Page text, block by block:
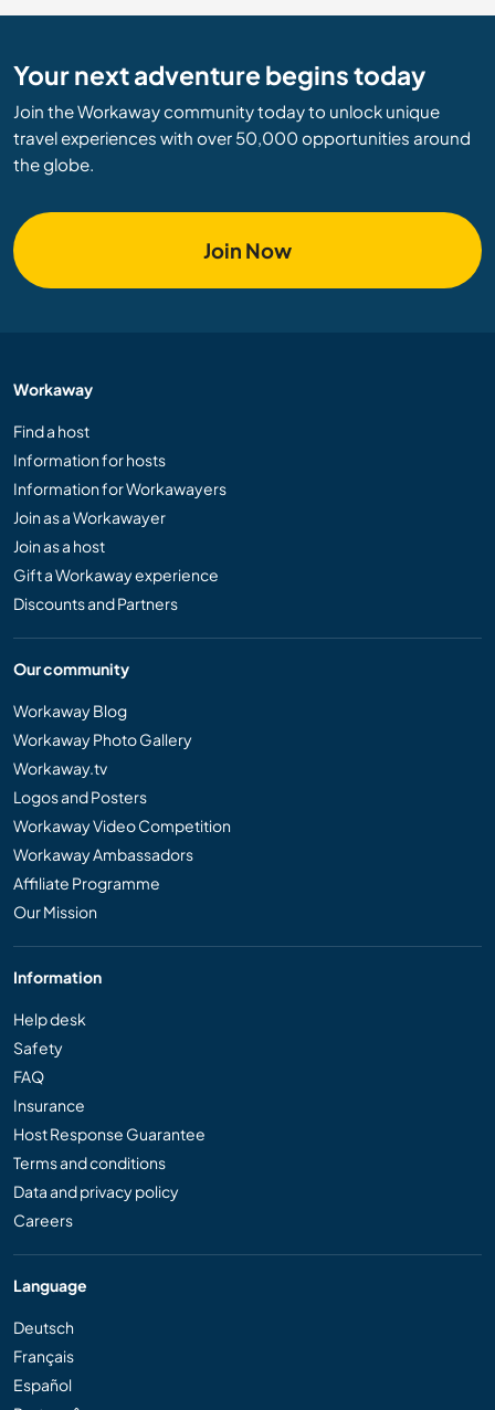
Your next adventure begins today
Join the Workaway community today to unlock unique
travel experiences with over 50,000 opportunities around
the globe.
Join Now
Workaway
Find a host
Information for hosts
Information for Workawayers
Join as a Workawayer
Join as a host
Gift a Workaway experience
Discounts and Partners
Our community
Workaway Blog
Workaway Photo Gallery
Workaway.tv
Logos and Posters
Workaway Video Competition
Workaway Ambassadors
Affiliate Programme
Our Mission
Information
Help desk
Safety
FAQ
Insurance
Host Response Guarantee
Terms and conditions
Data and privacy policy
Careers
Language
Deutsch
Français
Español